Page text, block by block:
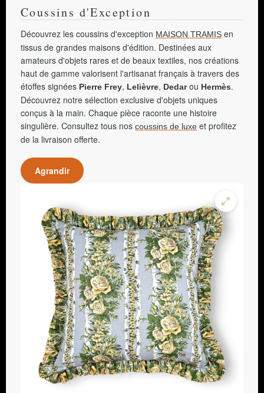
Coussins d'Exception
Découvrez les coussins d'exception MAISON TRAMIS en
tissus de grandes maisons d'édition. Destinées aux
amateurs d'objets rares et de beaux textiles, nos créations
haut de gamme valorisent l'artisanat français à travers des
étoffes signées Pierre Frey, Lelièvre, Dedarou Hermès.
Découvrez notre sélection exclusive d'objets uniques
conçus à la main. Chaque pièce raconte une histoire
singulière. Consultez tous nos coussins de luxe et profitez
de la livraison offerte.
Agrandir